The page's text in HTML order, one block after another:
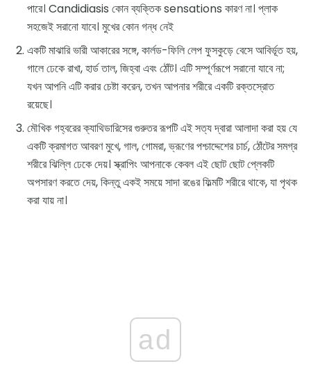
পারে। Candidiasis কোন ব্যক্তিক sensations কারণ না। প্লাক
সহজেই সরানো যাবে। মুখের কোন গন্ধ নেই
একটি মাঝারি ভারী আকারের সঙ্গে, কার্লড-ফিলি লেপ ফুসকুড়ে বেসে আবির্ভূত হয়,
গালে ঢেকে রাখা, হার্ড তাল, জিহ্বা এবং ঠোঁট। এটি সম্পূর্ণরূপে সরানো যাবে না;
যখন আপনি এটি করার চেষ্টা করেন, তখন আপনার শরীরে একটি রক্তস্রোত
রয়েছে।
মৌখিক গহ্বরের ক্যাথিডারিসের গুরুতর রূপটি এই সত্য দ্বারা আলাদা করা হয় যে
একটি ক্রমাগত আবরণ মুখে, গাল, গোমরা, ভ্রূণের পশ্চাদ্দেশের চার্চ, ঠোঁটের সমগ্র
শরীরে ঝিল্লি ঢেকে দেয়। স্ক্রাপিং আপনাকে কেবল এই ছোট ছোট প্লেকটি
অপসারণ করতে দেয়, কিন্তু একই সময়ে সাদা রঙের ফিল্মটি শরীরে থাকে, যা পৃথক
করা যায় না।
ad